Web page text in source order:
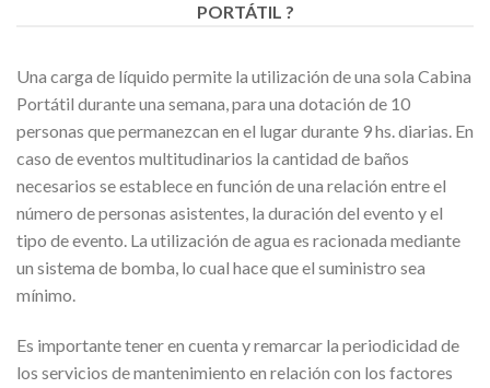
PORTÁTIL ?
Una carga de líquido permite la utilización de una sola Cabina
Portátil durante una semana, para una dotación de 10
personas que permanezcan en el lugar durante 9 hs. diarias. En
caso de eventos multitudinarios la cantidad de baños
necesarios se establece en función de una relación entre el
número de personas asistentes, la duración del evento y el
tipo de evento. La utilización de agua es racionada mediante
un sistema de bomba, lo cual hace que el suministro sea
mínimo.
Es importante tener en cuenta y remarcar la periodicidad de
los servicios de mantenimiento en relación con los factores